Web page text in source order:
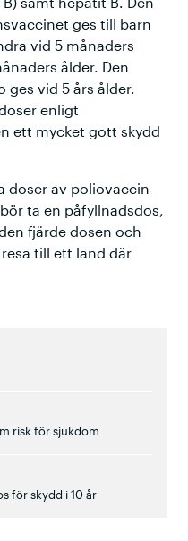
ges till barn
vid 5 månaders
ålder. Den
vid 5 års ålder.
enligt
ett mycket gott skydd
doser av poliovaccin
ta en påfyllnadsdos,
fjärde dosen och
till ett land där
risk för sjukdom
för skydd i 10 år